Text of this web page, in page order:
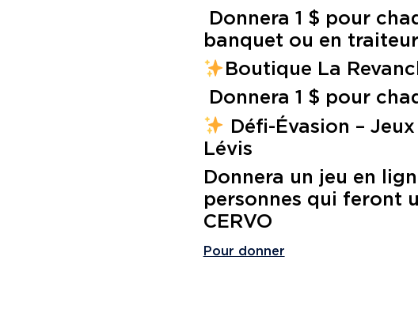
Donnera 1 $ pour
banquet ou en traiteur
Boutique La
Donnera 1 $ pour
Défi-Évasion –
Lévis
Donnera un jeu en
personnes qui feront
CERVO
Pour donner